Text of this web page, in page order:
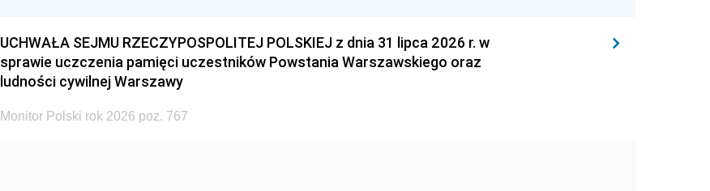
UCHWAŁA SEJMU RZECZYPOSPOLITEJ POLSKIEJ z dnia 31 lipca 2026 r. w
sprawie uczczenia pamięci uczestników Powstania Warszawskiego oraz
ludności cywilnej Warszawy
Monitor Polski rok 2026 poz. 767